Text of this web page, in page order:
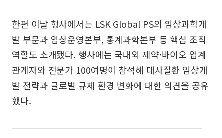
한편 이날 행사에서는 LSK Global PS의 임상과학개
발 부문과 임상운영본부, 통계과학본부 등 핵심 조직
역할도 소개됐다. 행사에는 국내외 제약·바이오 업계
관계자와 전문가 100여명이 참석해 대사질환 임상개
발 전략과 글로벌 규제 환경 변화에 대한 의견을 공유
했다.